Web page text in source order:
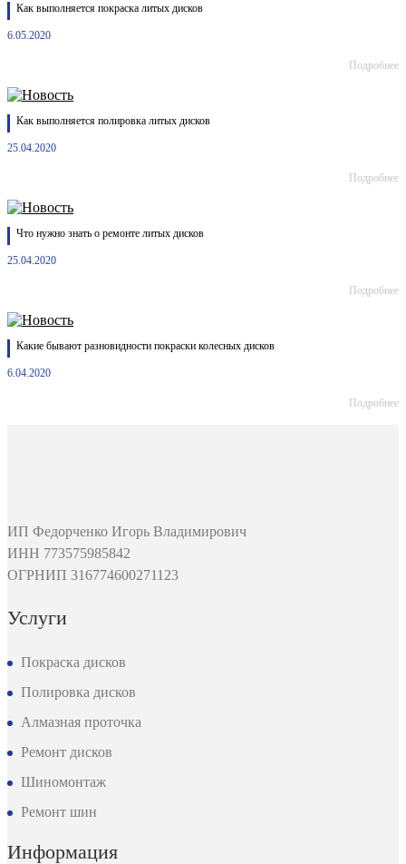
Как выполняется покраска литых дисков
6.05.2020
Подробнее
Как выполняется полировка литых дисков
25.04.2020
Подробнее
Что нужно знать о ремонте литых дисков
25.04.2020
Подробнее
Какие бывают разновидности покраски колесных дисков
6.04.2020
Подробнее
ИП Федорченко Игорь Владимирович
ИНН 773575985842
ОГРНИП 316774600271123
Услуги
Покраска дисков
Полировка дисков
Алмазная проточка
Ремонт дисков
Шиномонтаж
Ремонт шин
Информация